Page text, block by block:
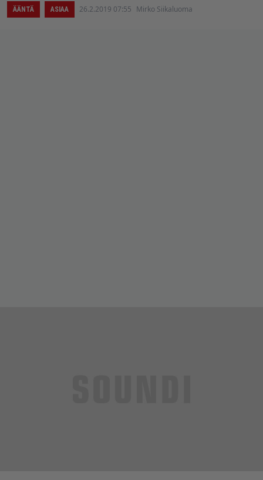
ÄÄNTÄ ASIAA 26.2.2019 07:55 Mirko Siikaluoma